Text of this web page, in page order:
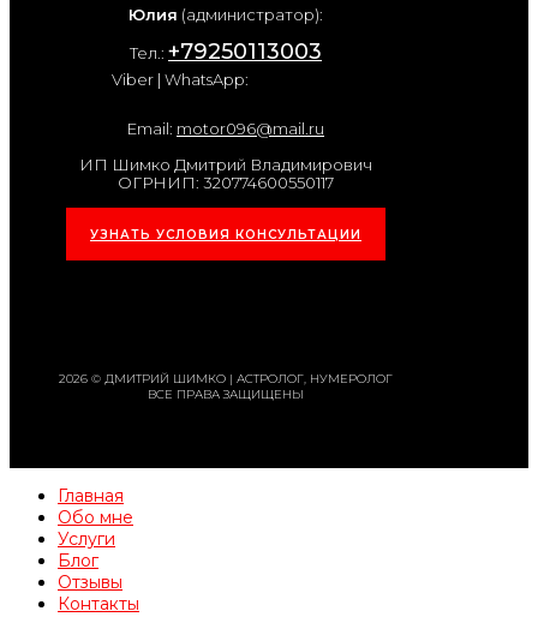
Юлия (администратор):
Тел.: +79250113003
Viber | WhatsApp:
Email: motor096@mail.ru
ИП Шимко Дмитрий Владимирович
ОГРНИП: 320774600550117
УЗНАТЬ УСЛОВИЯ КОНСУЛЬТАЦИИ
2026 © ДМИТРИЙ ШИМКО | АСТРОЛОГ, НУМЕРОЛОГ
ВСЕ ПРАВА ЗАЩИЩЕНЫ
Главная
Обо мне
Услуги
Блог
Отзывы
Контакты